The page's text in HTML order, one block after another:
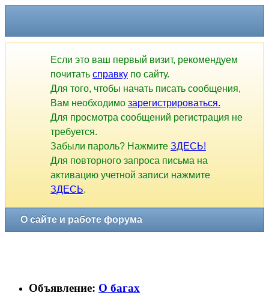
Если это ваш первый визит, рекомендуем
почитать справку по сайту.
Для того, чтобы начать писать сообщения,
Вам необходимо зарегистрироваться.
Для просмотра сообщений регистрация не
требуется.
Забыли пароль? Нажмите ЗДЕСЬ!
Для повторного запроса письма на
активацию учетной записи нажмите
ЗДЕСЬ.
О сайте и работе форума
Объявление: О багах